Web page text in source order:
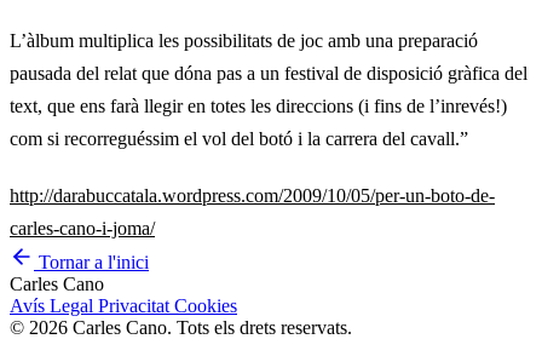
L’àlbum multiplica les possibilitats de joc amb una preparació
pausada del relat que dóna pas a un festival de disposició gràfica del
text, que ens farà llegir en totes les direccions (i fins de l’inrevés!)
com si recorreguéssim el vol del botó i la carrera del cavall.”
http://darabuccatala.wordpress.com/2009/10/05/per-un-boto-de-
carles-cano-i-joma/
Tornar a l'inici
Carles Cano
Avís Legal Privacitat Cookies
© 2026 Carles Cano. Tots els drets reservats.